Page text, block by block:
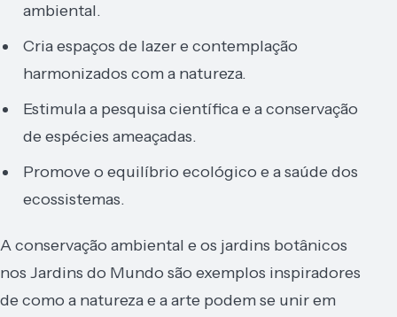
ambiental.
Cria espaços de lazer e contemplação
harmonizados com a natureza.
Estimula a pesquisa científica e a conservação
de espécies ameaçadas.
Promove o equilíbrio ecológico e a saúde dos
ecossistemas.
A conservação ambiental e os jardins botânicos
nos Jardins do Mundo são exemplos inspiradores
de como a natureza e a arte podem se unir em